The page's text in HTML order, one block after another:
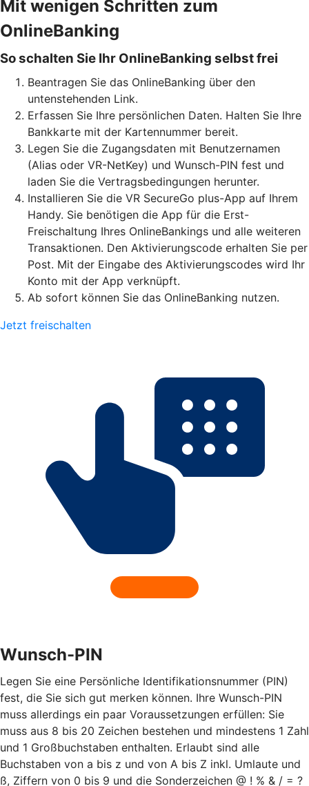
Mit wenigen Schritten zum
OnlineBanking
So schalten Sie Ihr OnlineBanking selbst frei
Beantragen Sie das OnlineBanking über den
untenstehenden Link.
Erfassen Sie Ihre persönlichen Daten. Halten Sie Ihre
Bankkarte mit der Kartennummer bereit.
Legen Sie die Zugangsdaten mit Benutzernamen
(Alias oder VR-NetKey) und Wunsch-PIN fest und
laden Sie die Vertragsbedingungen herunter.
Installieren Sie die VR SecureGo plus-App auf Ihrem
Handy. Sie benötigen die App für die Erst-
Freischaltung Ihres OnlineBankings und alle weiteren
Transaktionen. Den Aktivierungscode erhalten Sie per
Post. Mit der Eingabe des Aktivierungscodes wird Ihr
Konto mit der App verknüpft.
Ab sofort können Sie das OnlineBanking nutzen.
Jetzt freischalten
Wunsch-PIN
Legen Sie eine Persönliche Identifikationsnummer (PIN)
fest, die Sie sich gut merken können. Ihre Wunsch-PIN
muss allerdings ein paar Voraussetzungen erfüllen: Sie
muss aus 8 bis 20 Zeichen bestehen und mindestens 1 Zahl
und 1 Großbuchstaben enthalten. Erlaubt sind alle
Buchstaben von a bis z und von A bis Z inkl. Umlaute und
ß, Ziffern von 0 bis 9 und die Sonderzeichen @ ! % & / = ?